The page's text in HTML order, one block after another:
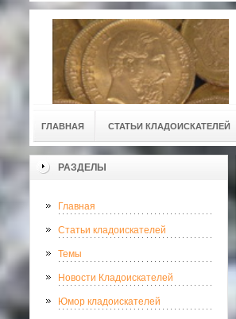
ГЛАВНАЯ СТАТЬИ КЛАДОИСКАТЕЛЕЙ
РАЗДЕЛЫ
Главная
Статьи кладоискателей
Темы
Новости Кладоискателей
Юмор кладоискателей